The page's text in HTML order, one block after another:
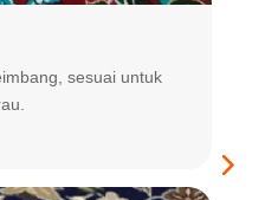
sesuai untuk